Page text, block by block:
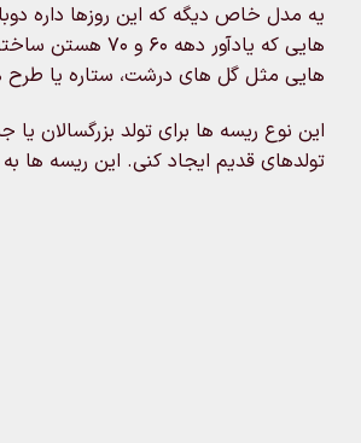
یه مدل خاص دیگه که این روزها داره
هایی که
هایی مثل گل های درشت، ستاره یا طرح
این نوع ریسه ها برای تولد بزرگسالان
تولدهای قدیم ایجاد کنی. این ریسه